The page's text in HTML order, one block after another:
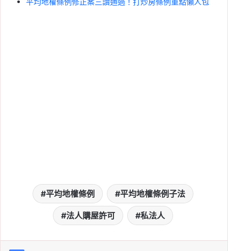
平均地權條例 平均地權條例子法
法人購屋許可 私法人